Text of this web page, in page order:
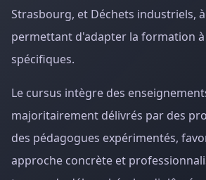
Strasbourg, et Déchets industriels,
permettant d'adapter la formation
spécifiques.
Le cursus intègre des
majoritairement délivrés par des
des pédagogues expérimentés,
approche concrète et